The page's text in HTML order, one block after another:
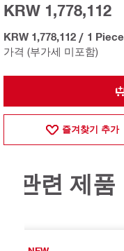
가격 (부가세 미포함)
KRW 1,778,112
KRW 1,778,112 / 1 Piece
즐겨찾기 추가
관련 제품